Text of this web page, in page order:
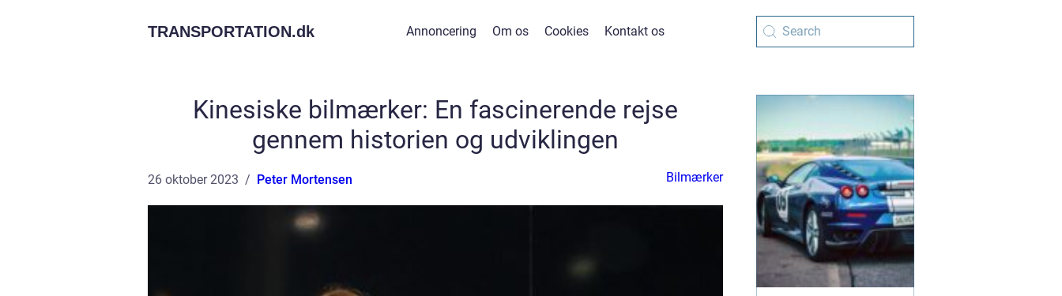
TRANSPORTATION.dk Annoncering Om os Cookies Kontakt os
Kinesiske bilmærker: En fascinerende rejse
gennem historien og udviklingen
26 oktober 2023 Peter Mortensen Bilmærker